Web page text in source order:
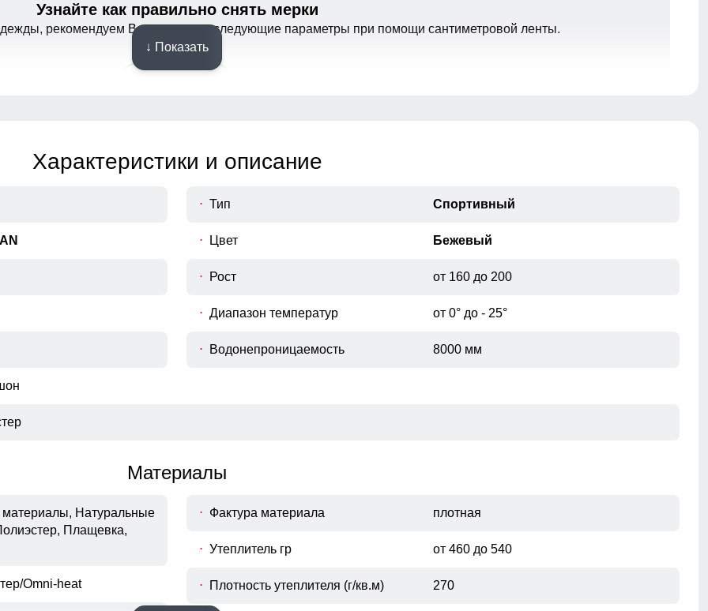
Съемный ветрозащитный капюшон
Капюшон надежно защищает от различных внешних
факторов, таких как ветер.
Капюшон надежно защищает от различных внешних
факторов, таких как ветер.
Узнайте как правильно снять мерки
рекомендуем Вам измерить следующие параметры при помощи сантиметровой ленты.
↓ Показать
Характеристики и описание
Тип Спортивный
Цвет Бежевый
Рост от 160 до 200
Диапазон температур от 0° до - 25°
Водонепроницаемость 8000 мм
Материалы
Натуральные
Плащевка,
Omni-heat
Фактура материала плотная
Утеплитель гр от 460 до 540
Плотность утеплителя (г/кв.м) 270